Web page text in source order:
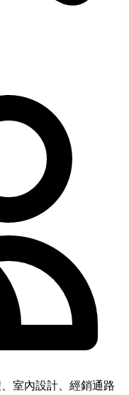
室內設計、經銷通路